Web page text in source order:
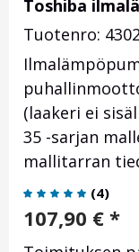
Toshiba
Tuotenro:
(laakeri ei
35 -sarjan
mallitarran
(4)
107,90 € *